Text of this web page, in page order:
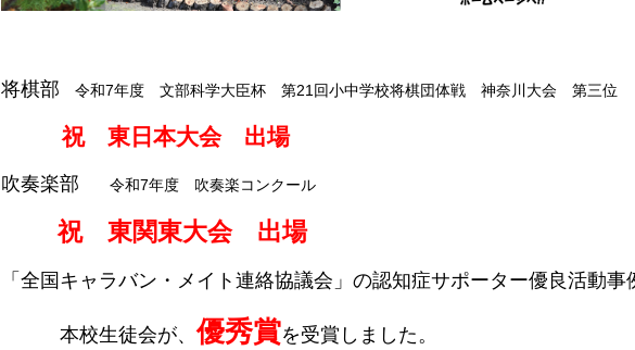
将棋部 令和7年度 文部科学大臣杯 第21回小中学校将棋団体戦 神奈川大会 第三位
祝 東日本大会 出場
吹奏楽部 令和7年度 吹奏楽コンクール
祝 東関東大会 出場
「全国キャラバン・メイト連絡協議会」の認知症サポーター優良活動事
本校生徒会が、優秀賞を受賞しました。